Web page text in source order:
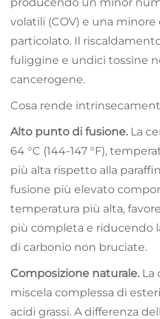
volatili (COV) e una
particolato. Il
fuliggine e undici tossine
cancerogene.
Cosa rende
Alto punto di fusione. La
64 °C (144-147 °F),
più alta rispetto alla
fusione più elevato
temperatura più alta,
più completa e riducendo
di carbonio non bruciate.
Composizione naturale. La
miscela complessa di
acidi grassi. A differenza